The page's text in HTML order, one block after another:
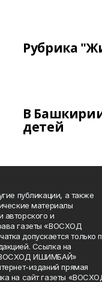
Рубрика
В
детей
публикации, а также
материалы
авторского и
газеты «ВОСХОД
допускается только
Ссылка на
ИШИМБАЙ»
изданий прямая
на сайт газеты